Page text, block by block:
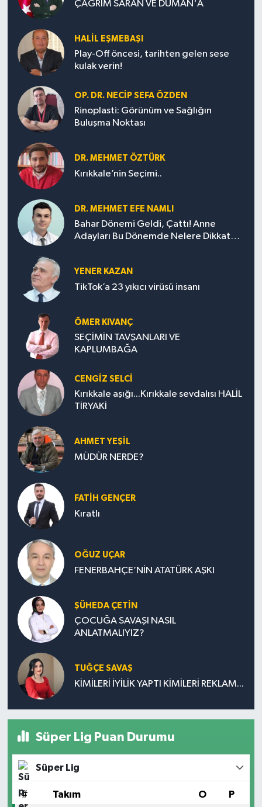
ÇAĞRIM SARAN VE DUMAN'A
HALIL EŞMEBAŞI
Play-Off öncesi, tarihten gelen sese
kulak verin!
OP. DR. NECIP SEFA ÖZDEN
Rinoplasti: Görünüm ve Sağlığın
Buluşma Noktası
DR. MEHMET ÖZTÜRK
Kırıkkale’nin Seçimi..
DR. MEHMET EFE NAMLI
Bahar Dönemi Geldi, Çattı! Anne
Adayları Bu Dönemde Nelere Dikkat
YENER KAZAN
TikTok’a 23 yıkıcı virüsü insanı
ÖMER KIVANÇ
SEÇİMİN TAVŞANLARI VE
KAPLUMBAĞA
CENGİZ SELCİ
Kırıkkale aşığı...Kırıkkale sevdalısı HALİL
TİRYAKİ
AHMET YEŞİL
MÜDÜR NERDE?
FATIH GENÇER
Kıratlı
OĞUZ UÇAR
FENERBAHÇE’NİN ATATÜRK AŞKI
ŞÜHEDA ÇETİN
ÇOCUĞA SAVAŞI NASIL
ANLATMALIYIZ?
TUĞÇE SAVAŞ
KİMİLERİ İYİLİK YAPTI KİMİLERİ REKLAM...
Süper Lig Puan Durumu
Süper Lig
# Takım O P